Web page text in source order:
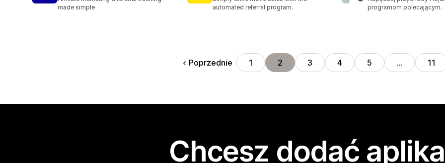
made simple
automated referral program.
programom polecającym.
Poprzednie 1 2 3 4 5 … 11
Chcesz dodać